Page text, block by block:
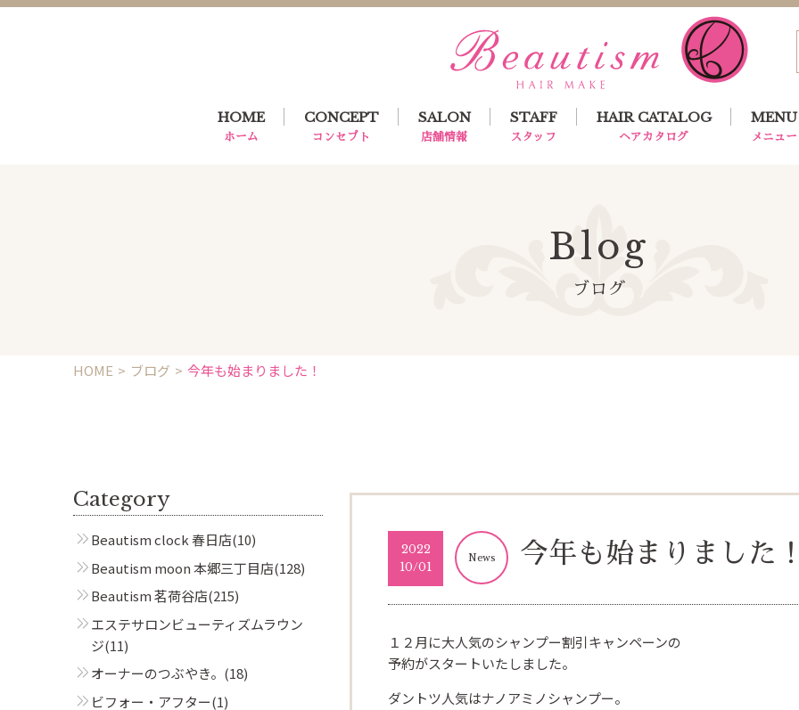
HOME
ホーム
CONCEPT
コンセプト
SALON
店舗情報
STAFF
スタッフ
HAIR CATALOG
ヘアカタログ
MENU
メニュー
Blog
ブログ
HOME ブログ 今年も始まりました！
2022
10/01
News 今年も始まりました
１２月に大人気のシャンプー割引キャンペーンの
予約がスタートいたしました。
ダントツ人気はナノアミノシャンプー。
Category
Beautism clock 春日店(10)
Beautism moon 本郷三丁目店(128)
Beautism 茗荷谷店(215)
エステサロンビューティズムラウン
ジ(11)
オーナーのつぶやき。 (18)
ビフォー・アフター(1)